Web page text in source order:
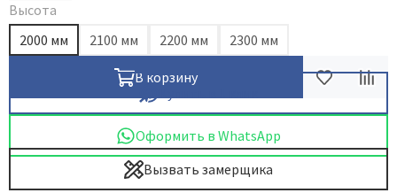
Высота
2000 мм
2100 мм 2200 мм 2300 мм
В корзину
Оформить в WhatsApp
Вызвать замерщика